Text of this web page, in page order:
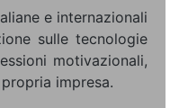
e internazionali
sulle tecnologie
motivazionali,
impresa.